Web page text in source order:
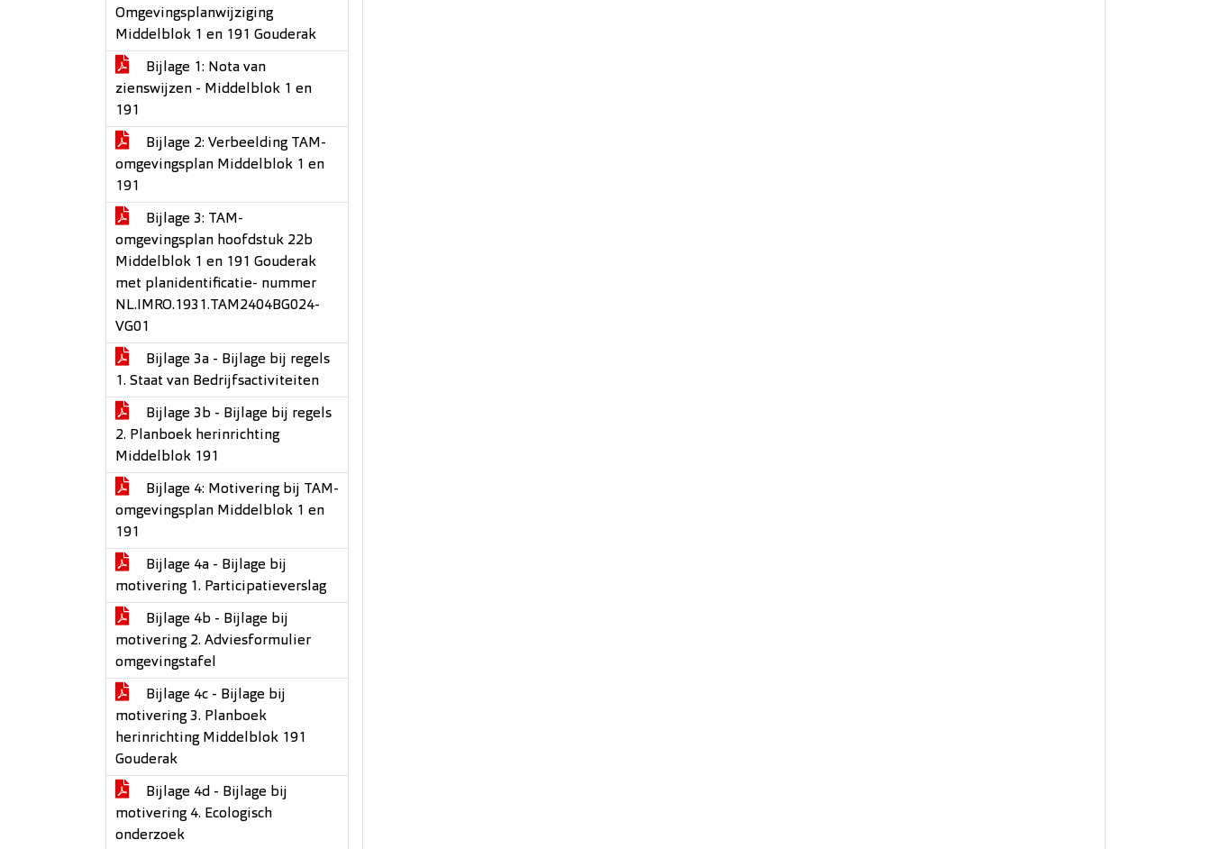
Omgevingsplanwijziging
Middelblok 1 en 191 Gouderak
Bijlage 1: Nota van
zienswijzen - Middelblok 1 en
191
Bijlage 2: Verbeelding TAM-
omgevingsplan Middelblok 1 en
191
Bijlage 3: TAM-
omgevingsplan hoofdstuk 22b
Middelblok 1 en 191 Gouderak
met planidentificatie- nummer
NL.IMRO.1931.TAM2404BG024-
VG01
Bijlage 3a - Bijlage bij regels
1. Staat van Bedrijfsactiviteiten
Bijlage 3b - Bijlage bij regels
2. Planboek herinrichting
Middelblok 191
Bijlage 4: Motivering bij TAM-
omgevingsplan Middelblok 1 en
191
Bijlage 4a - Bijlage bij
motivering 1. Participatieverslag
Bijlage 4b - Bijlage bij
motivering 2. Adviesformulier
omgevingstafel
Bijlage 4c - Bijlage bij
motivering 3. Planboek
herinrichting Middelblok 191
Gouderak
Bijlage 4d - Bijlage bij
motivering 4. Ecologisch
onderzoek